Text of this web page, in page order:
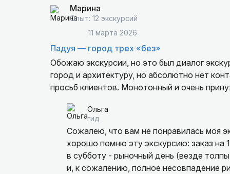
Марина
Опыт: 12 экскурсий
11 марта 2026
Падуя — город трех «без»
Обожаю экскурсии, но это был диалог
город и архитектуру, но абсолютно нет
просьб клиентов. Монотонный и очень
Ольга
гид
Сожалею, что вам не понравилась моя
хорошо помню эту экскурсию: заказ
в субботу - рыночный день (везде
и, к сожалению, полное несовпадение